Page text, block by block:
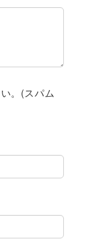
。(スパム